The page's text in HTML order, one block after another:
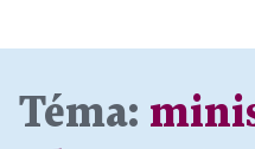
Téma: